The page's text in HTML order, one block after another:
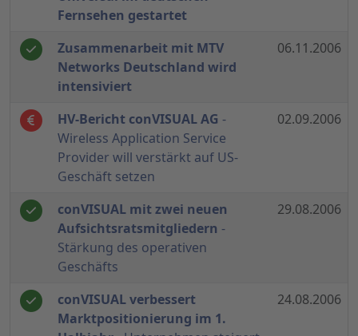
Fernsehen gestartet
Zusammenarbeit mit MTV
Networks Deutschland wird
intensiviert
06.11.2006
HV-Bericht conVISUAL AG -
Wireless Application Service
Provider will verstärkt auf US-
Geschäft setzen
02.09.2006
conVISUAL mit zwei neuen
Aufsichtsratsmitgliedern -
Stärkung des operativen
Geschäfts
29.08.2006
conVISUAL verbessert
Marktpositionierung im 1.
24.08.2006